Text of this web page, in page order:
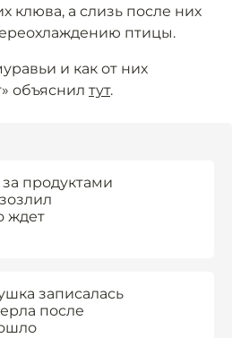
клюва, а слизь после них
птицы.
и как от них
объяснил тут.
продуктами
ждет
записалась
после